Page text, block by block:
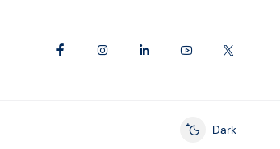
Enable dark
Dark